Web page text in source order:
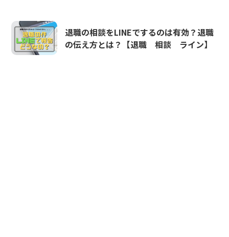
退職の相談をLINEでするのは有効？退職
の伝え方とは？【退職 相談 ライン】